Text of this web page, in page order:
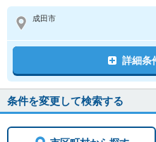
成田市
詳細条
条件を変更して検索する